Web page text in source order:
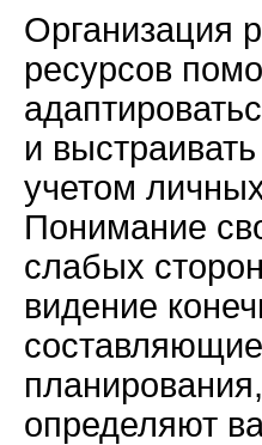
Организация
ресурсов
и
учетом
Понимание
слабых
видение
определяют